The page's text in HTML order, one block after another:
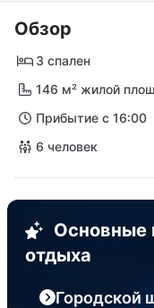
Обзор
3 спален
146 м² жилой
Прибытие с 16:00
6 человек
Основные
отдыха
Городской